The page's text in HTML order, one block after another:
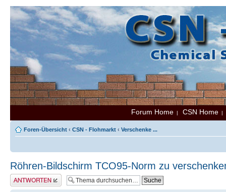
Forum Home | CSN Home
Foren-Übersicht ‹ CSN - Flohmarkt ‹ Verschenke ...
Röhren-Bildschirm TCO95-Norm zu
Antwort erstellen